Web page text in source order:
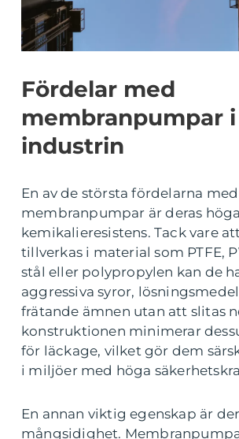
Fördelar med
membranpumpar i
industrin
En av de största fördelarna med
membranpumpar är deras höga
kemikalieresistens. Tack vare
tillverkas i material som PTFE,
stål eller polypropylen kan de
aggressiva syror,
frätande ämnen utan att slitas
konstruktionen minimerar
för läckage, vilket gör dem
i miljöer med höga
En annan viktig egenskap är
mångsidighet.